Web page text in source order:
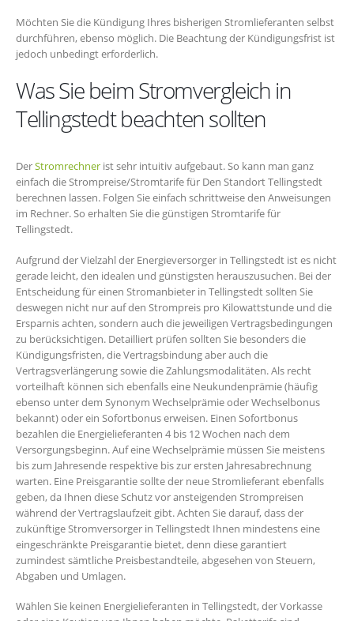
Möchten Sie die Kündigung Ihres bisherigen Stromlieferanten selbst
durchführen, ebenso möglich. Die Beachtung der Kündigungsfrist ist
jedoch unbedingt erforderlich.
Was Sie beim Stromvergleich in
Tellingstedt beachten sollten
DerStromrechner ist sehr intuitiv aufgebaut. So kann man ganz
einfach die Strompreise/Stromtarife für Den Standort Tellingstedt
berechnen lassen. Folgen Sie einfach schrittweise den Anweisungen
im Rechner. So erhalten Sie die günstigen Stromtarife für
Tellingstedt.
Aufgrund der Vielzahl der Energieversorger in Tellingstedt ist es nicht
gerade leicht, den idealen und günstigsten herauszusuchen. Bei der
Entscheidung für einen Stromanbieter in Tellingstedt sollten Sie
deswegen nicht nur auf den Strompreis pro Kilowattstunde und die
Ersparnis achten, sondern auch die jeweiligen Vertragsbedingungen
zu berücksichtigen. Detailliert prüfen sollten Sie besonders die
Kündigungsfristen, die Vertragsbindung aber auch die
Vertragsverlängerung sowie die Zahlungsmodalitäten. Als recht
vorteilhaft können sich ebenfalls eine Neukundenprämie (häufig
ebenso unter dem Synonym Wechselprämie oder Wechselbonus
bekannt) oder ein Sofortbonus erweisen. Einen Sofortbonus
bezahlen die Energielieferanten 4 bis 12 Wochen nach dem
Versorgungsbeginn. Auf eine Wechselprämie müssen Sie meistens
bis zum Jahresende respektive bis zur ersten Jahresabrechnung
warten. Eine Preisgarantie sollte der neue Stromlieferant ebenfalls
geben, da Ihnen diese Schutz vor ansteigenden Strompreisen
während der Vertragslaufzeit gibt. Achten Sie darauf, dass der
zukünftige Stromversorger in Tellingstedt Ihnen mindestens eine
eingeschränkte Preisgarantie bietet, denn diese garantiert
zumindest sämtliche Preisbestandteile, abgesehen von Steuern,
Abgaben und Umlagen.
Wählen Sie keinen Energielieferanten in Tellingstedt, der Vorkasse